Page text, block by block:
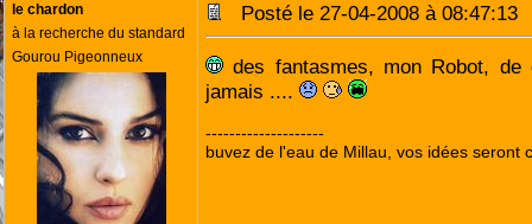
le chardon
à la recherche du standard
Gourou Pigeonneux
Posté le 27-04-2008 à
des fantasmes, mon Robot, de
jamais ....
--------------------
buvez de l'eau de Millau, vos idées seront